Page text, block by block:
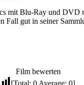
Blu-Ray und DVD
gut in seiner
Film bewerten
[Total: 0 Average: 0]